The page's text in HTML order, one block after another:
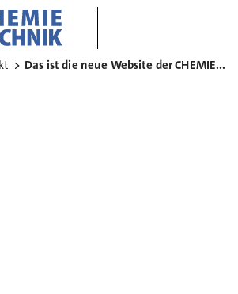
Das ist die neue Website der CHEMIE TECHNIK